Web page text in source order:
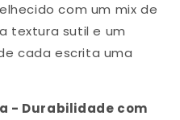
com um mix de
textura sutil e um
cada escrita uma
- Durabilidade com